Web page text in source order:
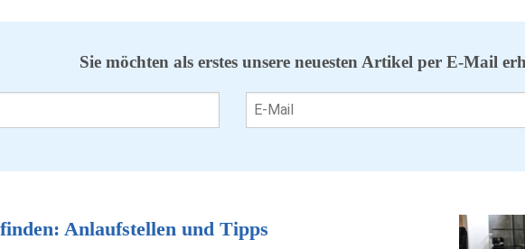
Sie möchten als erstes unsere neuesten Artikel per E-Mail
Anlaufstellen und Tipps